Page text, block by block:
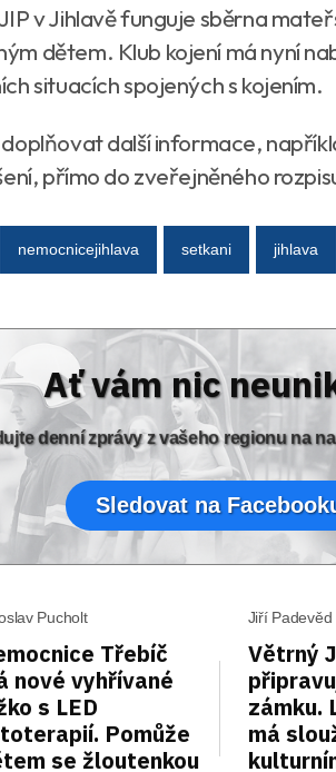
v Jihlavě funguje sběrna
dětem. Klub kojení má nyní
situacích spojených s kojením.
další informace,
přímo do zveřejněného
nemocnicejihlava setkani jihlava
Ať vám nic
denní zprávy z vašeho regionu na
Sledovat na
Pucholt
Třebíč
nové vyhřívané
s LED
Pomůže
se žloutenkou
Jiří Padevěd
Větrný
zámku.
má